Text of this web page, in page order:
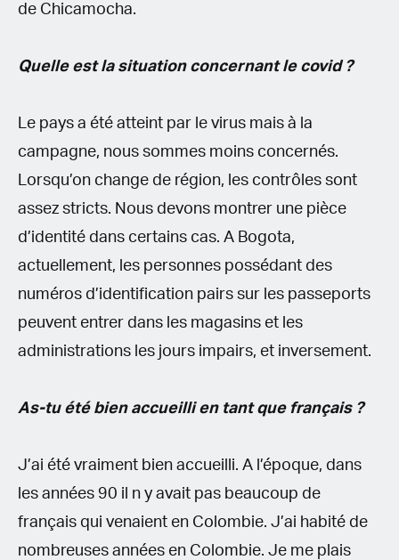
de Chicamocha.
Quelle est la situation concernant le covid ?
Le pays a été atteint par le virus mais à la
campagne, nous sommes moins concernés.
Lorsqu’on change de région, les contrôles sont
assez stricts. Nous devons montrer une pièce
d’identité dans certains cas. A Bogota,
actuellement, les personnes possédant des
numéros d’identification pairs sur les passeports
peuvent entrer dans les magasins et les
administrations les jours impairs, et inversement.
As-tu été bien accueilli en tant que français ?
J’ai été vraiment bien accueilli. A l’époque, dans
les années 90 il n y avait pas beaucoup de
français qui venaient en Colombie. J’ai habité de
nombreuses années en Colombie. Je me plais